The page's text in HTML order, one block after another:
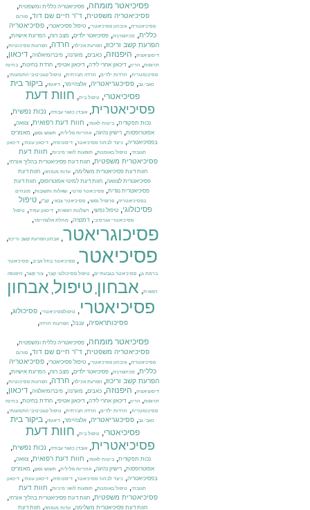
פסיכיאטר מומחה,פסיכיאטריה כללית ומשפטית,
פסיכיאטריה משפטית,ד"ר חיים שם דוד,פורום
פסיכיאטריה, איבחון פסיכיאטרי, טיפול פסיכיאטרי, פסיכיאטריה
כללית,סכיזופרניה,פסיכיאטר ילדים, מצב רוח,הפרעת אישיות,
הפרעת קשב וריכוז,הפרעת אכילה,חרדה,הפרעות פסיכוטיות,
דיסוציאציה, היפנוזה,כאבים, מיגרנה,פיברומיאלגיה,דיכאון,
תרופות, הריון,דיכאון אחרי לידה,דיכאון אטיפי, חרדת בחינות, בחינה
פסיכומטרית, חרדות ילדים, חרדה חברתית, טיפול קוגניטיבי התנהגותי,
כאבי גב, פסיכוגריאטריה, אלצהיימר, דיאטה, ביקור בית
פסיכיאטרי,טיפול בית, חוות דעת
פסיכיאטרית,אובדן כושר עבודה, נכות נפשית,
נכות תפקודית, ביטוח לאומי, חוות דעת רפואית, צוואה,
אפוטרופסות,רישיון נהיגה,אחריות פלילית,תשוש נפש, מאמרים
בפסיכיאטריה, כיצד לבחור פסיכיאטר, דיסטימיה, דיכאון עונתי, דיכאון
תגובתי, טיפול באומנות, תופעות לוואי מיניות, חוות דעת
פסיכיאטרית משפטית, חוות דעת פסיכיאטרית בהליך אזרחי,
חוות דעת פסיכיאטרית משלימה,עדות מומחה,חוות דעת
פסיכיאטרית לצוואה, חוות דעת למינוי אפוטרופוס, חוות דעת
פסיכיאטרית נגדית, פסיכיאטר פרטי, שאלות ותשובות, מונחים
בפסיכיאטריה, פרופיל נפשי, פסיכיאטר צבאי, קב"ן, טיפול
פסיכולוגי,טיפול נפשי,רשלנות רפואית,דיכאון עמיד,טיפול
פסיכיאטרי אגרסיבי,דמנציה,מחלת אלצהיימר,
פסיכוגריאטר,אבחון הפרעת קשב וריכוז,
פסיכיאטר,פסיכיאטר בתל אביב,פסיכיאטר
ברמת גן,פסיכיאטר בגבעתיים,טיפול פסיכולוגי קצר,צור קשר,היפנוזה
רפואית, אבחון, טיפול, אבחון
פסיכיאטרי,טיפולפסיכיאטרי,פסיכולוג,
פסיכותראפיה,ענבל,הפרעות חרדה,
פסיכיאטר מומחה,פסיכיאטריה כללית ומשפטית,
פסיכיאטריה משפטית,ד"ר חיים שם דוד,פורום
פסיכיאטריה, איבחון פסיכיאטרי, טיפול פסיכיאטרי, פסיכיאטריה
כללית,סכיזופרניה,פסיכיאטר ילדים, מצב רוח,הפרעת אישיות,
הפרעת קשב וריכוז,הפרעת אכילה,חרדה,הפרעות פסיכוטיות,
דיסוציאציה, היפנוזה,כאבים, מיגרנה,פיברומיאלגיה,דיכאון,
תרופות, הריון,דיכאון אחרי לידה,דיכאון אטיפי, חרדת בחינות, בחינה
פסיכומטרית, חרדות ילדים, חרדה חברתית, טיפול קוגניטיבי התנהגותי,
כאבי גב, פסיכוגריאטריה, אלצהיימר, דיאטה, ביקור בית
פסיכיאטרי,טיפול בית, חוות דעת
פסיכיאטרית,אובדן כושר עבודה, נכות נפשית,
נכות תפקודית, ביטוח לאומי, חוות דעת רפואית, צוואה,
אפוטרופסות,רישיון נהיגה,אחריות פלילית,תשוש נפש, מאמרים
בפסיכיאטריה, כיצד לבחור פסיכיאטר, דיסטימיה, דיכאון עונתי, דיכאון
תגובתי, טיפול באומנות, תופעות לוואי מיניות, חוות דעת
פסיכיאטרית משפטית, חוות דעת פסיכיאטרית בהליך אזרחי,
חוות דעת פסיכיאטרית משלימה,עדות מומחה,חוות דעת